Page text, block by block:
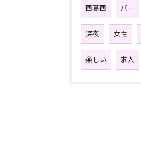
西葛西 バー
深夜 女性
楽しい 求人